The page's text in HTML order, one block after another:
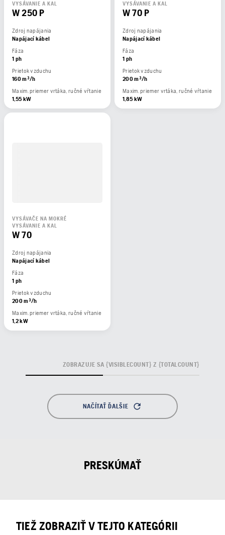
VYSÁVANIE A KAL
W 250 P
Zdroj napájania
Napájací kábel
Fáza
1 ph
Prietok vzduchu
160 m³/h
Maxim. priemer vrtáka, ručné vŕtanie
1,55 kW
VYSÁVANIE A KAL
W 70 P
Zdroj napájania
Napájací kábel
Fáza
1 ph
Prietok vzduchu
200 m³/h
Maxim. priemer vrtáka, ručné vŕtanie
1,85 kW
VYSÁVAČE NA MOKRÉ
VYSÁVANIE A KAL
W 70
Zdroj napájania
Napájací kábel
Fáza
1 ph
Prietok vzduchu
200 m³/h
Maxim. priemer vrtáka, ručné vŕtanie
1,2 kW
NAČÍTAŤ ĎALŠIE
ZOBRAZUJE SA {VISIBLECOUNT} Z {TOTALCOUNT}
PRESKÚMAŤ
TIEŽ ZOBRAZIŤ V TEJTO KATEGÓRII